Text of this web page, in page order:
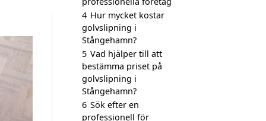
4 Hur mycket kostar
golvslipning i
Stångehamn?
5 Vad hjälper till att
bestämma priset på
golvslipning i
Stångehamn?
6 Sök efter en
professionell för